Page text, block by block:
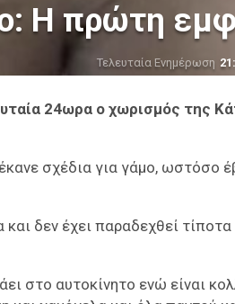
Η πρώτη
Τελευταία Ενημέρωση
24ωρα ο χωρισμός της
σχέδια για γάμο, ωστόσο
και δεν έχει παραδεχθεί
στο αυτοκίνητο ενώ είναι